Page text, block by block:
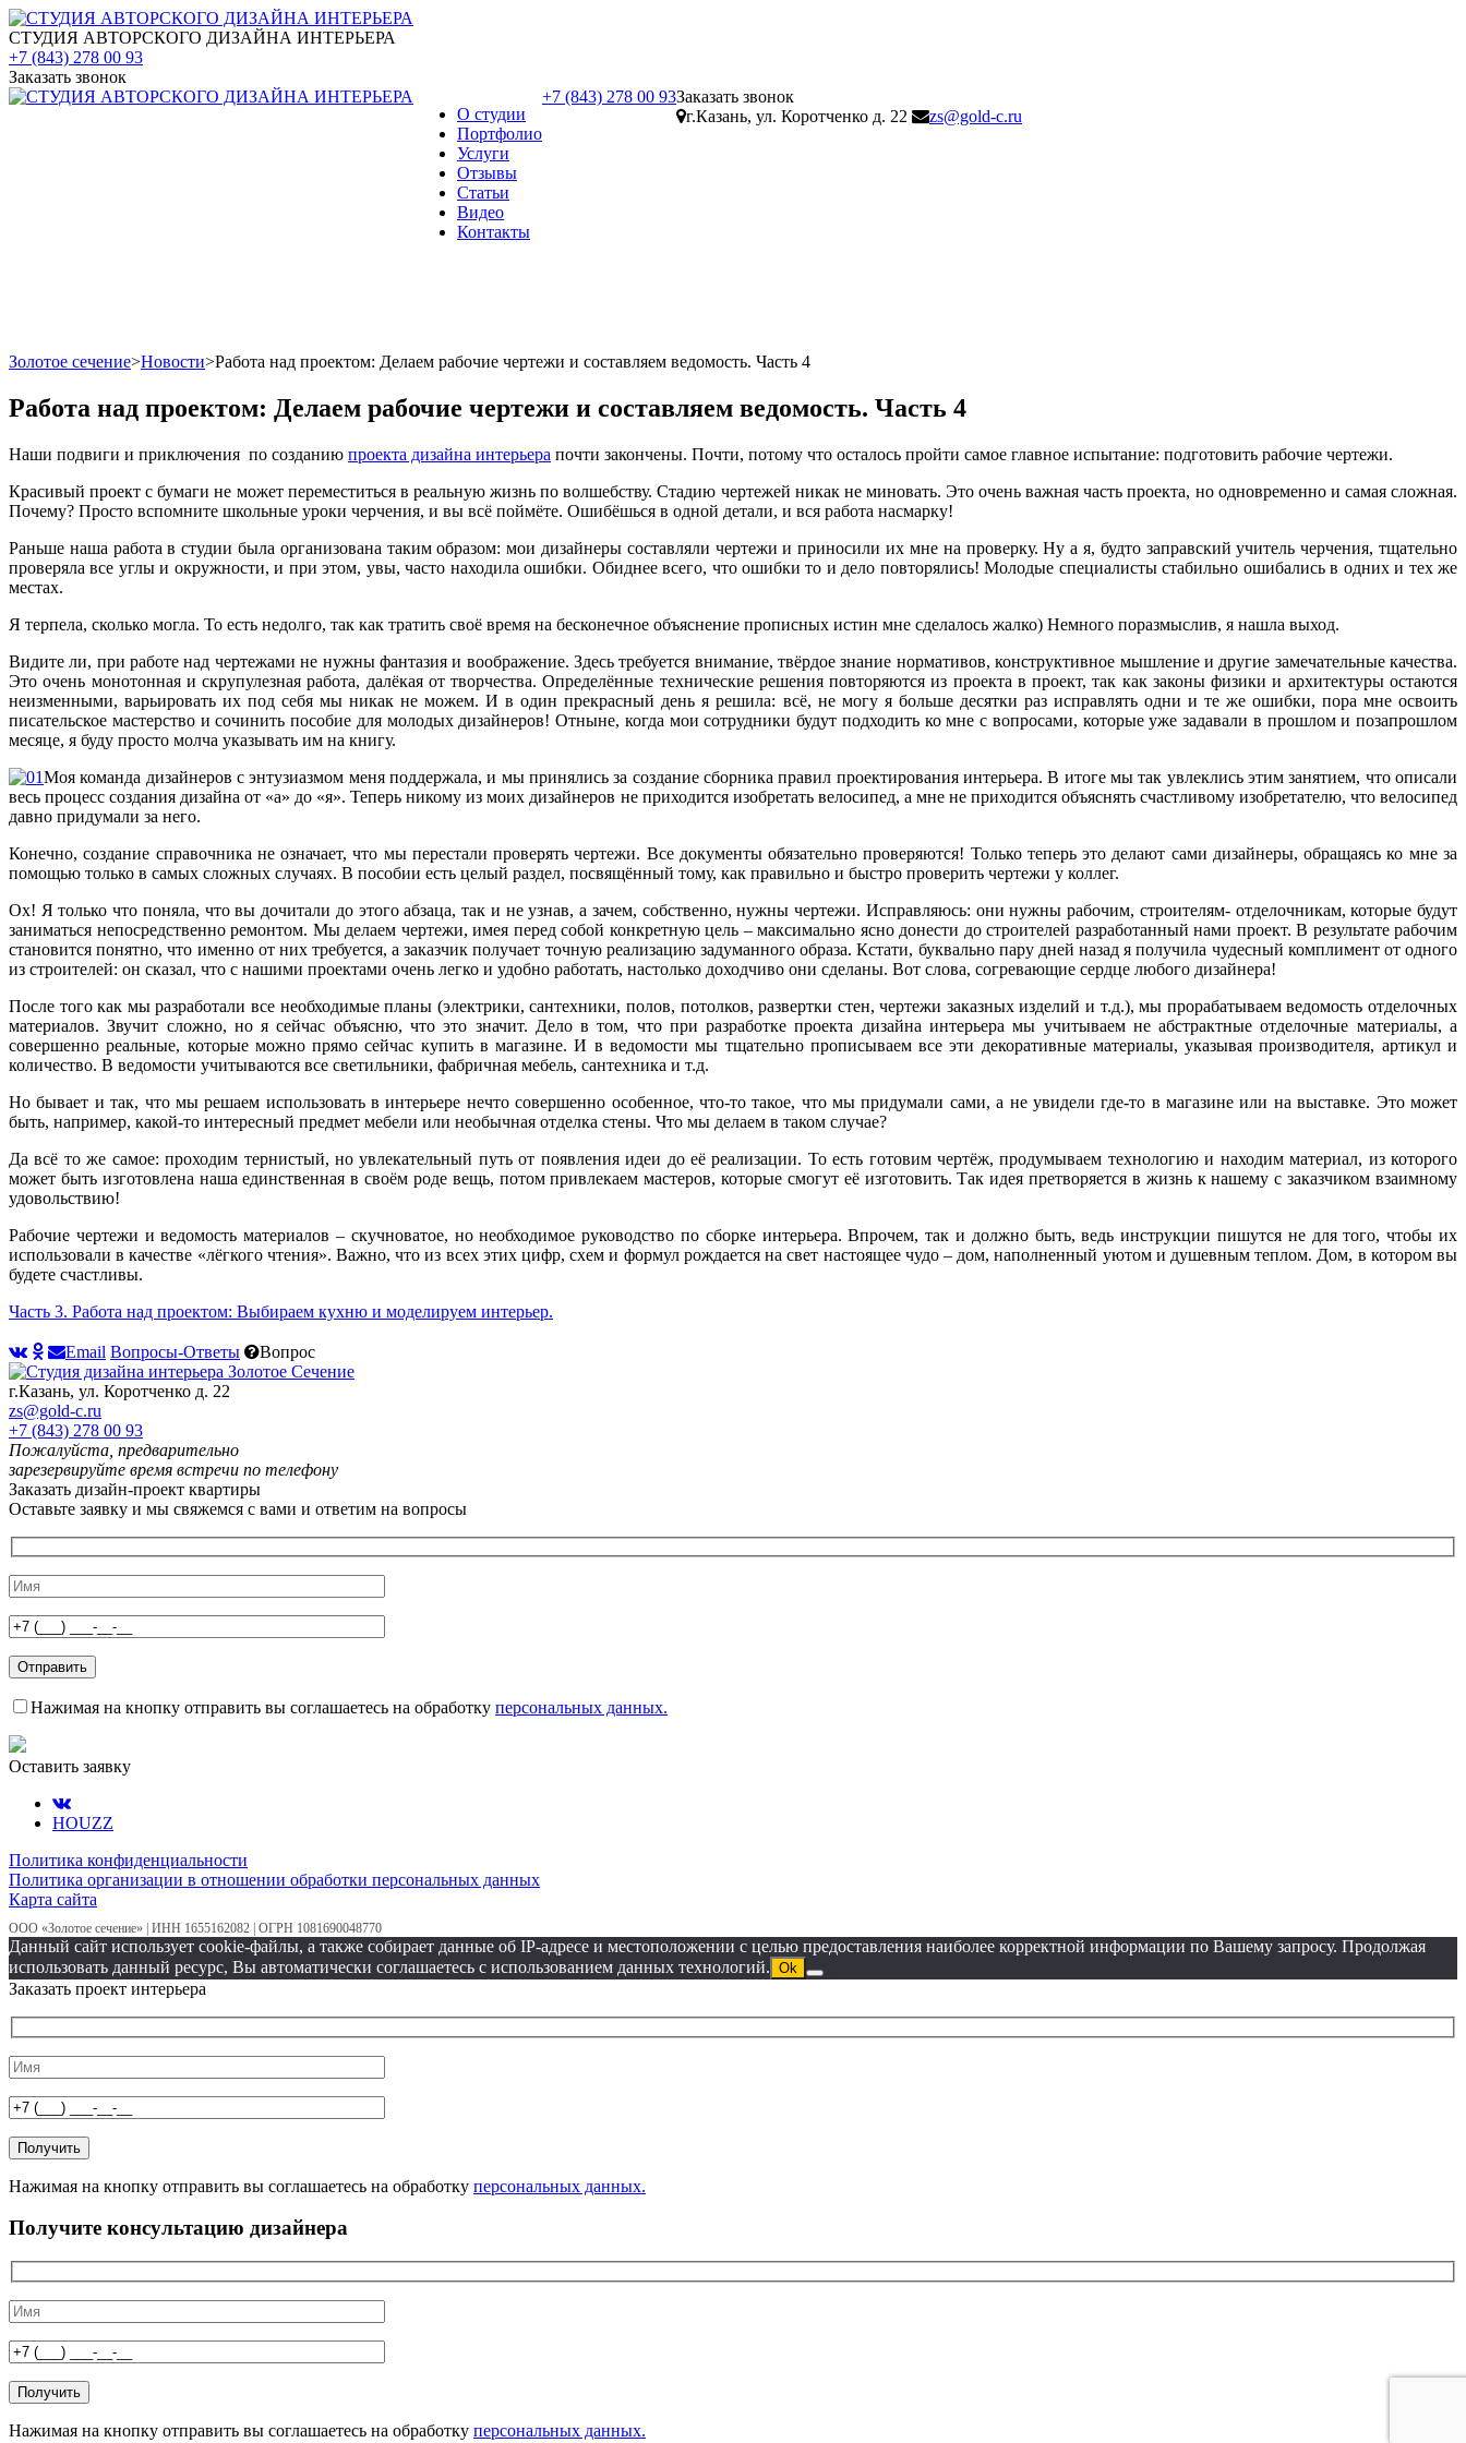
СТУДИЯ АВТОРСКОГО ДИЗАЙНА ИНТЕРЬЕРА
+7 (843) 278 00 93
Заказать звонок
О студии
Портфолио
Услуги
Отзывы
Статьи
Видео
Контакты
+7 (843) 278 00 93Заказать звонок
г.Казань, ул. Коротченко д. 22
zs@gold-c.ru
Золотое сечение>Новости>Работа над проектом: Делаем рабочие чертежи и составляем ведомость. Часть 4
Работа над проектом: Делаем рабочие чертежи и составляем ведомость. Часть 4
Наши подвиги и приключения по созданию проекта дизайна интерьера почти закончены. Почти, потому что осталось пройти самое главное испытание: подготовить рабочие чертежи.
Красивый проект с бумаги не может переместиться в реальную жизнь по волшебству. Стадию чертежей никак не миновать. Это очень важная часть проекта, но одновременно и самая сложная.
Почему? Просто вспомните школьные уроки черчения, и вы всё поймёте. Ошибёшься в одной детали, и вся работа насмарку!
Раньше наша работа в студии была организована таким образом: мои дизайнеры составляли чертежи и приносили их мне на проверку. Ну а я, будто заправский учитель черчения, тщательно
проверяла все углы и окружности, и при этом, увы, часто находила ошибки. Обиднее всего, что ошибки то и дело повторялись! Молодые специалисты стабильно ошибались в одних и тех же
местах.
Я терпела, сколько могла. То есть недолго, так как тратить своё время на бесконечное объяснение прописных истин мне сделалось жалко) Немного поразмыслив, я нашла выход.
Видите ли, при работе над чертежами не нужны фантазия и воображение. Здесь требуется внимание, твёрдое знание нормативов, конструктивное мышление и другие замечательные качества.
Это очень монотонная и скрупулезная работа, далёкая от творчества. Определённые технические решения повторяются из проекта в проект, так как законы физики и архитектуры остаются
неизменными, варьировать их под себя мы никак не можем. И в один прекрасный день я решила: всё, не могу я больше десятки раз исправлять одни и те же ошибки, пора мне освоить
писательское мастерство и сочинить пособие для молодых дизайнеров! Отныне, когда мои сотрудники будут подходить ко мне с вопросами, которые уже задавали в прошлом и позапрошлом
месяце, я буду просто молча указывать им на книгу.
Моя команда дизайнеров с энтузиазмом меня поддержала, и мы принялись за создание сборника правил проектирования интерьера. В итоге мы так увлеклись этим занятием, что описали
весь процесс создания дизайна от «а» до «я». Теперь никому из моих дизайнеров не приходится изобретать велосипед, а мне не приходится объяснять счастливому изобретателю, что велосипед
давно придумали за него.
Конечно, создание справочника не означает, что мы перестали проверять чертежи. Все документы обязательно проверяются! Только теперь это делают сами дизайнеры, обращаясь ко мне за
помощью только в самых сложных случаях. В пособии есть целый раздел, посвящённый тому, как правильно и быстро проверить чертежи у коллег.
Ох! Я только что поняла, что вы дочитали до этого абзаца, так и не узнав, а зачем, собственно, нужны чертежи. Исправляюсь: они нужны рабочим, строителям- отделочникам, которые будут
заниматься непосредственно ремонтом. Мы делаем чертежи, имея перед собой конкретную цель – максимально ясно донести до строителей разработанный нами проект. В результате рабочим
становится понятно, что именно от них требуется, а заказчик получает точную реализацию задуманного образа. Кстати, буквально пару дней назад я получила чудесный комплимент от одного
из строителей: он сказал, что с нашими проектами очень легко и удобно работать, настолько доходчиво они сделаны. Вот слова, согревающие сердце любого дизайнера!
После того как мы разработали все необходимые планы (электрики, сантехники, полов, потолков, развертки стен, чертежи заказных изделий и т.д.), мы прорабатываем ведомость отделочных
материалов. Звучит сложно, но я сейчас объясню, что это значит. Дело в том, что при разработке проекта дизайна интерьера мы учитываем не абстрактные отделочные материалы, а
совершенно реальные, которые можно прямо сейчас купить в магазине. И в ведомости мы тщательно прописываем все эти декоративные материалы, указывая производителя, артикул и
количество. В ведомости учитываются все светильники, фабричная мебель, сантехника и т.д.
Но бывает и так, что мы решаем использовать в интерьере нечто совершенно особенное, что-то такое, что мы придумали сами, а не увидели где-то в магазине или на выставке. Это может
быть, например, какой-то интересный предмет мебели или необычная отделка стены. Что мы делаем в таком случае?
Да всё то же самое: проходим тернистый, но увлекательный путь от появления идеи до её реализации. То есть готовим чертёж, продумываем технологию и находим материал, из которого
может быть изготовлена наша единственная в своём роде вещь, потом привлекаем мастеров, которые смогут её изготовить. Так идея претворяется в жизнь к нашему с заказчиком взаимному
удовольствию!
Рабочие чертежи и ведомость материалов – скучноватое, но необходимое руководство по сборке интерьера. Впрочем, так и должно быть, ведь инструкции пишутся не для того, чтобы их
использовали в качестве «лёгкого чтения». Важно, что из всех этих цифр, схем и формул рождается на свет настоящее чудо – дом, наполненный уютом и душевным теплом. Дом, в котором вы
будете счастливы.
Часть 3. Работа над проектом: Выбираем кухню и моделируем интерьер.
Email Вопросы-Ответы Вопрос
г.Казань, ул. Коротченко д. 22
zs@gold-c.ru
+7 (843) 278 00 93
Пожалуйста, предварительно
зарезервируйте время встречи по телефону
Заказать дизайн-проект квартиры
Оставьте заявку и мы свяжемся с вами и ответим на вопросы
Нажимая на кнопку отправить вы соглашаетесь на обработку персональных данных.
Оставить заявку
HOUZZ
Политика конфиденциальности
Политика организации в отношении обработки персональных данных
Карта сайта
ООО «Золотое сечение» | ИНН 1655162082 | ОГРН 1081690048770
Данный сайт использует cookie-файлы, а также собирает данные об IP-адресе и местоположении с целью предоставления наиболее корректной информации по Вашему запросу. Продолжая
использовать данный ресурс, Вы автоматически соглашаетесь с использованием данных технологий. Ok
Заказать проект интерьера
Нажимая на кнопку отправить вы соглашаетесь на обработку персональных данных.
Получите консультацию дизайнера
Нажимая на кнопку отправить вы соглашаетесь на обработку персональных данных.